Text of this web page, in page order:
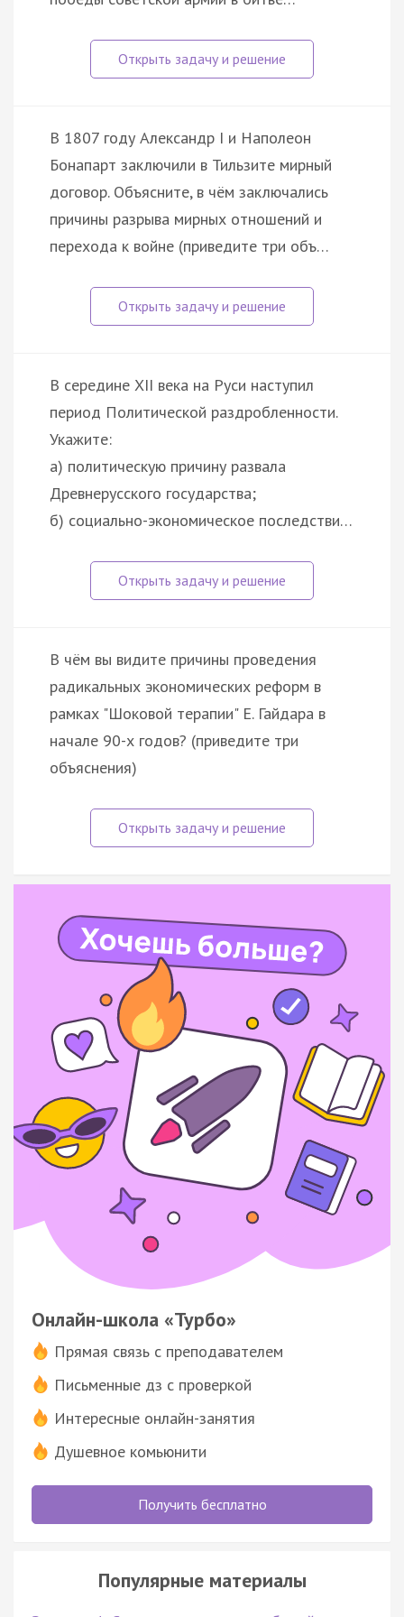
В 1807 году Александр I и Наполеон
Бонапарт заключили в Тильзите мирный
договор. Объясните, в чём заключались
причины разрыва мирных отношений и
перехода к войне (приведите три объ…
В середине XII века на Руси наступил
период Политической раздробленности.
Укажите:
а) политическую причину развала
Древнерусского государства;
б) социально-экономическое последстви…
В чём вы видите причины проведения
радикальных экономических реформ в
рамках "Шоковой терапии" Е. Гайдара в
начале 90-х годов? (приведите три
объяснения)
Онлайн-школа «Турбо»
Прямая связь с преподавателем
Письменные дз с проверкой
Интересные онлайн-занятия
Душевное комьюнити
Получить бесплатно
Популярные материалы